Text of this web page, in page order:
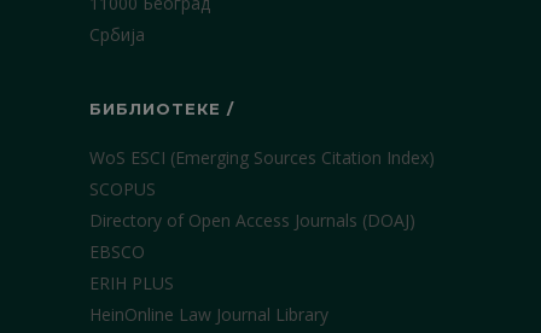
Србија
БИБЛИОТЕКЕ /
WoS ESCI (Emerging Sources Citation Index)
SCOPUS
Directory of Open Access Journals (DOAJ)
EBSCO
ERIH PLUS
HeinOnline Law Journal Library